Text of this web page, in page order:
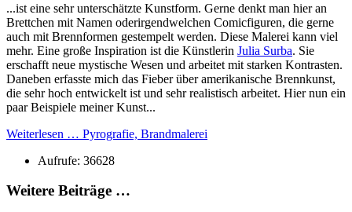
...ist eine sehr unterschätzte Kunstform. Gerne denkt man hier an
Brettchen mit Namen oderirgendwelchen Comicfiguren, die gerne
auch mit Brennformen gestempelt werden. Diese Malerei kann viel
mehr. Eine große Inspiration ist die Künstlerin Julia Surba. Sie
erschafft neue mystische Wesen und arbeitet mit starken Kontrasten.
Daneben erfasste mich das Fieber über amerikanische Brennkunst,
die sehr hoch entwickelt ist und sehr realistisch arbeitet. Hier nun ein
paar Beispiele meiner Kunst...
Weiterlesen … Pyrografie, Brandmalerei
Aufrufe: 36628
Weitere Beiträge …